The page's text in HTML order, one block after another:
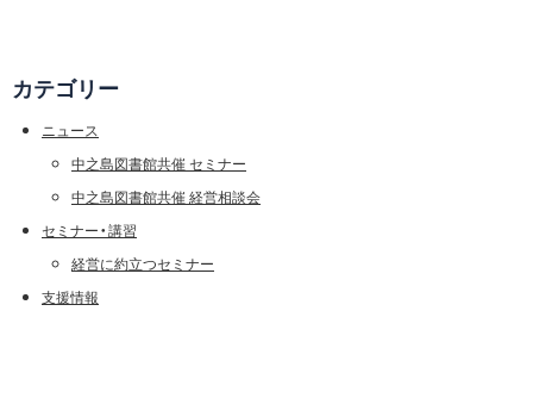
カテゴリー
ニュース
中之島図書館共催 セミナー
中之島図書館共催 経営相談会
セミナー・講習
経営に約立つセミナー
支援情報